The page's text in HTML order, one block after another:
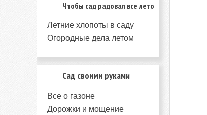
Чтобы сад радовал все лето
Летние хлопоты в саду
Огородные дела летом
Сад своими руками
Все о газоне
Дорожки и мощение